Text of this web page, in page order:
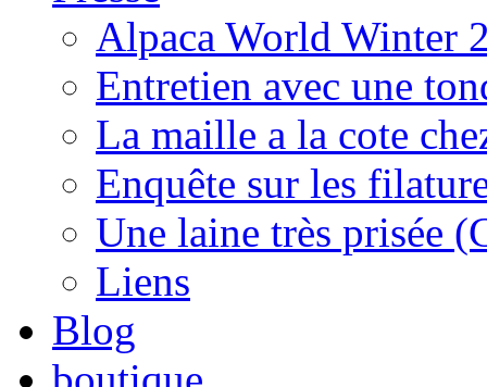
Alpaca World Winter
Entretien avec une
La maille a la cote
Enquête sur les
Une laine très prisée
Liens
Blog